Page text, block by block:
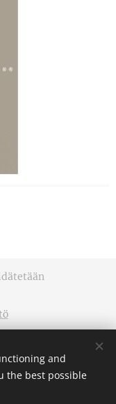
and
the best possible